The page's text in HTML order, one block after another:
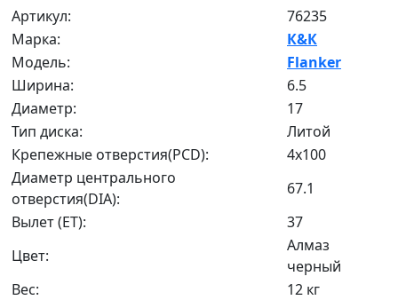
Артикул:
76235
Марка:
К&К
Модель:
Flanker
Ширина:
6.5
Диаметр:
17
Тип диска:
Литой
Крепежные отверстия(PCD):
4x100
Диаметр центрального
отверстия(DIA):
67.1
Вылет (ET):
37
Цвет:
Алмаз
черный
Вес:
12 кг